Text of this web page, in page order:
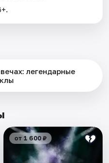
легендарные
от 1 600 ₽